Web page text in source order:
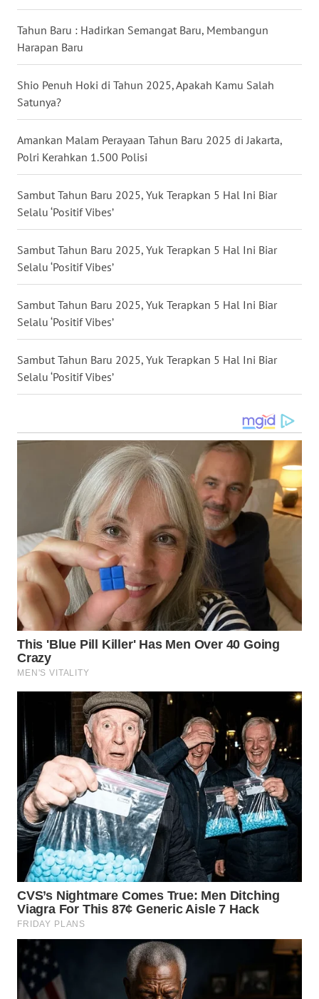
Tahun Baru : Hadirkan Semangat Baru, Membangun
Harapan Baru
Shio Penuh Hoki di Tahun 2025, Apakah Kamu Salah
Satunya?
Amankan Malam Perayaan Tahun Baru 2025 di Jakarta,
Polri Kerahkan 1.500 Polisi
Sambut Tahun Baru 2025, Yuk Terapkan 5 Hal Ini Biar
Selalu ‘Positif Vibes’
Sambut Tahun Baru 2025, Yuk Terapkan 5 Hal Ini Biar
Selalu ‘Positif Vibes’
Sambut Tahun Baru 2025, Yuk Terapkan 5 Hal Ini Biar
Selalu ‘Positif Vibes’
Sambut Tahun Baru 2025, Yuk Terapkan 5 Hal Ini Biar
Selalu ‘Positif Vibes’
WN
KALTARA
WN
KALSEL
WN
KALTIM
WN
SULSEL
WN
GORONTALO
SULUT
MALUKU
TOBA
WN
NIAS
WN
LANGKAT
WN
TANJUNG
LESUNG
WN
KARO
WN
SIMALUNGUN
WN
LABUHANBATU
WN
TAPANULI